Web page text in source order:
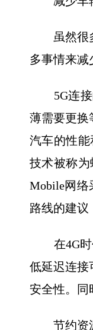
虽然很多
多事情来减
5G连接
薄需要更换
汽车的性
技术被称
Mobile网络
路线的建议
在4G时
低延迟连接
安全性。同
节约资